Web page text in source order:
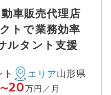
車販売代理店
トで業務効率
ルタント支援
エリア山形県
〜20万円／月